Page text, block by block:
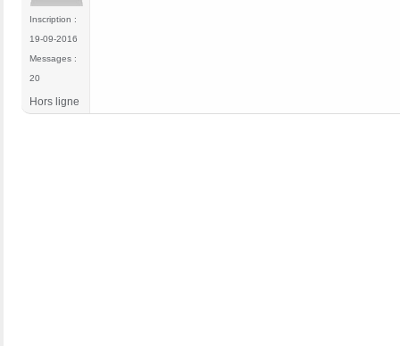
Inscription :
19-09-2016
Messages :
20
Hors ligne